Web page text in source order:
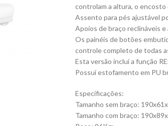
controlam a altura, o encosto
Assento para pés ajustável
Apoios de braço reclináveis
Os painéis de botões
controle completo de todas
Esta versão inclui a função
Possui estofamento em PU
Especificações:
Tamanho sem braço:
Tamanho com braço: